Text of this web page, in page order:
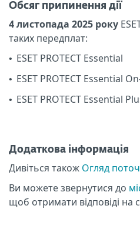
Обсяг припинення дії
4 листопада 2025 року
таких передплат:
• ESET PROTECT Essential
• ESET PROTECT Essential
• ESET PROTECT Essential
Додаткова інформація
Дивіться також Огляд
Ви можете звернутися до
щоб отримати відповіді на